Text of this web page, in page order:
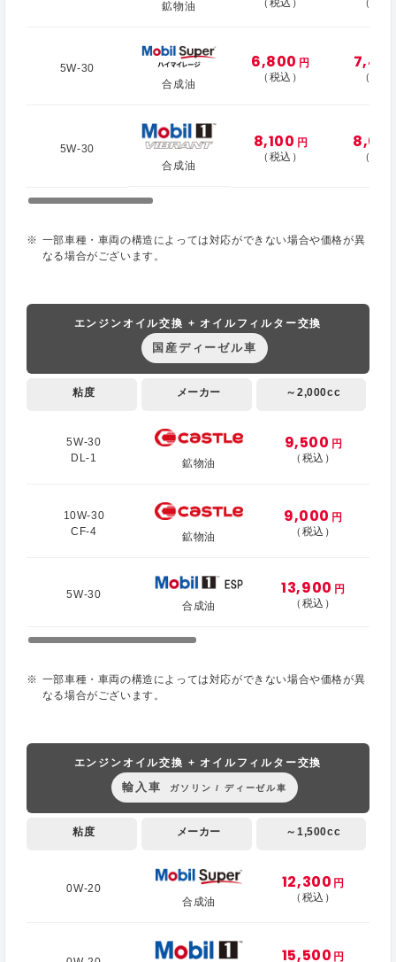
鉱物油
（税込）
（税
5W-30
合成油
6,800 円
（税込）
（税
5W-30
合成油
8,100 円
（税込）
（税
一部車種・車両の構造によっては対応ができない場合や価格が異
なる場合がございます。
エンジンオイル交換 + オイルフィルター交換
国産ディーゼル車
粘度 メーカー ～2,000cc
5W-30
DL-1
鉱物油
9,500 円
（税込）
10W-30
CF-4
鉱物油
9,000 円
（税込）
5W-30
合成油
13,900 円
（税込）
一部車種・車両の構造によっては対応ができない場合や価格が異
なる場合がございます。
エンジンオイル交換 + オイルフィルター交換
輸入車 ガソリン / ディーゼル車
粘度 メーカー ～1,500cc
0W-20
合成油
12,300 円
（税込）
15,500 円